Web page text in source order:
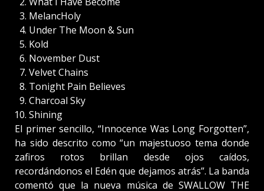
MelancHoly
Under The Moon & Sun
Kold
November Dust
Velvet Chains
Tonight Pain Believes
Charcoal Sky
Shining
El primer sencillo, “Innocence Was Long Forgotten”,
ha sido descrito como “un majestuoso tema donde
zafiros rotos brillan desde ojos caídos,
recordándonos el Edén que dejamos atrás”. La banda
comentó que la nueva música de SWALLOW THE